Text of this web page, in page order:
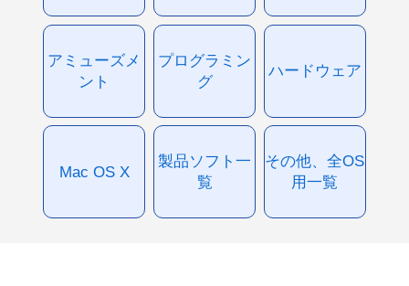
アミューズメ
ント
プログラミン
グ
ハードウェア
Mac OS X
製品ソフト一
覧
その他、全OS
用一覧